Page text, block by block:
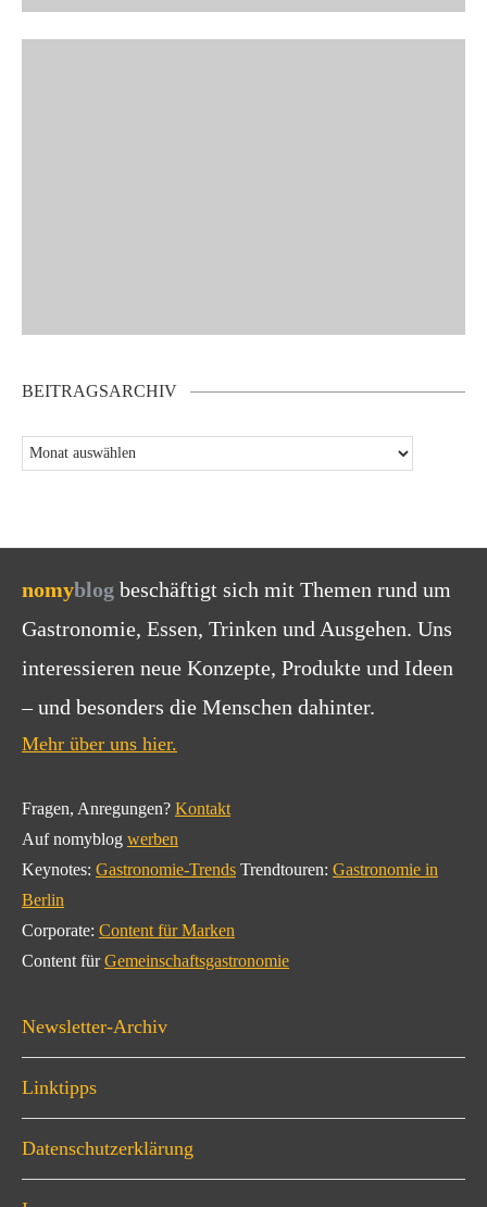
BEITRAGSARCHIV
nomyblog beschäftigt sich mit Themen rund um
Gastronomie, Essen, Trinken und Ausgehen. Uns
interessieren neue Konzepte, Produkte und Ideen
– und besonders die Menschen dahinter.
Mehr über uns hier.
Fragen, Anregungen? Kontakt
Auf nomyblog werben
Keynotes: Gastronomie-Trends Trendtouren: Gastronomie in
Berlin
Corporate: Content für Marken
Content fürGemeinschaftsgastronomie
Newsletter-Archiv
Linktipps
Datenschutzerklärung